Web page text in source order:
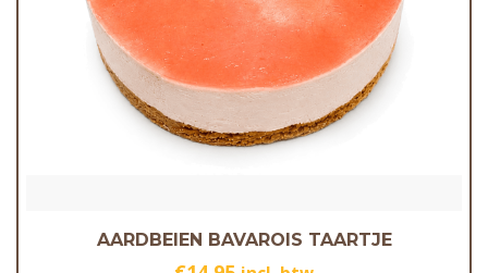
AARDBEIEN BAVAROIS TAARTJE